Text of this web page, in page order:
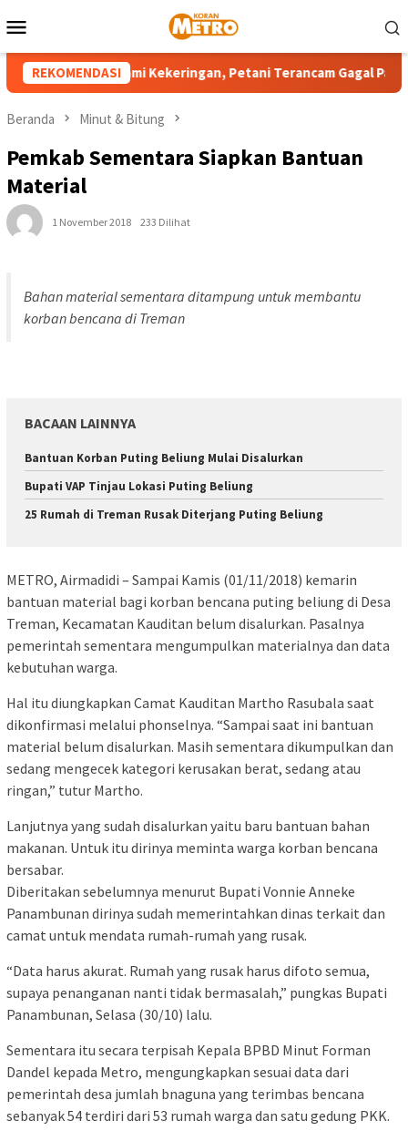
ke
Mobile
REKOMENDASI
Sulut Alami Kekeringan, Petani Terancam Gagal Panen
Beranda Minut & Bitung
Pemkab Sementara Siapkan Bantuan
Material
1 November 2018 233 Dilihat
Bahan material sementara ditampung untuk membantu
korban bencana di Treman
BACAAN LAINNYA
Bantuan Korban Puting Beliung Mulai Disalurkan
Bupati VAP Tinjau Lokasi Puting Beliung
25 Rumah di Treman Rusak Diterjang Puting Beliung
METRO, Airmadidi – Sampai Kamis (01/11/2018) kemarin
bantuan material bagi korban bencana puting beliung di Desa
Treman, Kecamatan Kauditan belum disalurkan. Pasalnya
pemerintah sementara mengumpulkan materialnya dan data
kebutuhan warga.
Hal itu diungkapkan Camat Kauditan Martho Rasubala saat
dikonfirmasi melalui phonselnya. “Sampai saat ini bantuan
material belum disalurkan. Masih sementara dikumpulkan dan
sedang mengecek kategori kerusakan berat, sedang atau
ringan,” tutur Martho.
Lanjutnya yang sudah disalurkan yaitu baru bantuan bahan
makanan. Untuk itu dirinya meminta warga korban bencana
bersabar.
Diberitakan sebelumnya menurut Bupati Vonnie Anneke
Panambunan dirinya sudah memerintahkan dinas terkait dan
camat untuk mendata rumah-rumah yang rusak.
“Data harus akurat. Rumah yang rusak harus difoto semua,
supaya penanganan nanti tidak bermasalah,” pungkas Bupati
Panambunan, Selasa (30/10) lalu.
Sementara itu secara terpisah Kepala BPBD Minut Forman
Dandel kepada Metro, mengungkapkan sesuai data dari
pemerintah desa jumlah bnaguna yang terimbas bencana
sebanyak 54 terdiri dari 53 rumah warga dan satu gedung PKK.